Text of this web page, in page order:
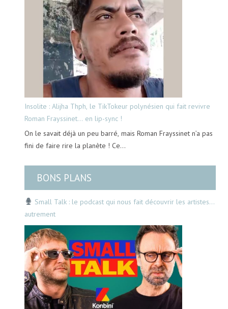
Insolite : Alijha Thph, le TikTokeur polynésien qui fait revivre
Roman Frayssinet… en lip-sync !
On le savait déjà un peu barré, mais Roman Frayssinet n’a pas
fini de faire rire la planète ! Ce…
BONS PLANS
Small Talk : le podcast qui nous fait découvrir les artistes…
autrement